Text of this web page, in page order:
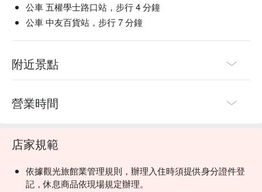
公車 五權學士路口站，步行 4 分鐘
公車 中友百貨站，步行 7 分鐘
附近景點
營業時間
店家規範
依據觀光旅館業管理規則，辦理入住時須提供身分證件登
記，休息商品依現場規定辦理。